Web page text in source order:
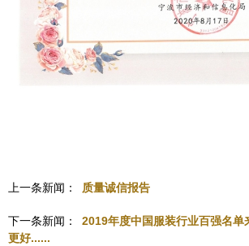
上一条新闻： 质量诚信报告
下一条新闻：
2019年度中国服装行业百强名单
更好......